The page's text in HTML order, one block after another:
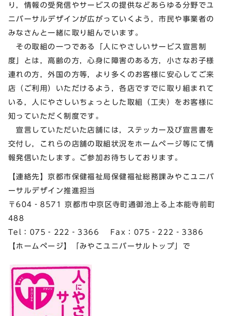
り，情報の受発信やサービスの提供などあらゆる分野でユ
ニバーサルデザインが広がっていくよう，市民や事業者の
みなさんと一緒に取り組んでいます。
その取組の一つである「人にやさしいサービス宣言制
度」とは，高齢の方，心身に障害のある方，小さなお子様
連れの方，外国の方等，より多くのお客様に安心してご来
店（ご利用）いただけるよう，各店ですでに取り組まれて
いる，人にやさしいちょっとした取組（工夫）をお客様に
知っていただく制度です。
宣言していただいた店舗には，ステッカー及び宣言書を
交付し，これらの店舗の取組状況をホームページ等にて情
報発信いたします。ご参加お待ちしております。
【連絡先】京都市保健福祉局保健福祉総務課みやこユニバ
ーサルデザイン推進担当
〒604‐8571 京都市中京区寺町通御池上る上本能寺前町
488
Tel：075‐222‐3366 Fax：075‐222‐3386
【ホームページ】「みやこユニバーサルトップ」で